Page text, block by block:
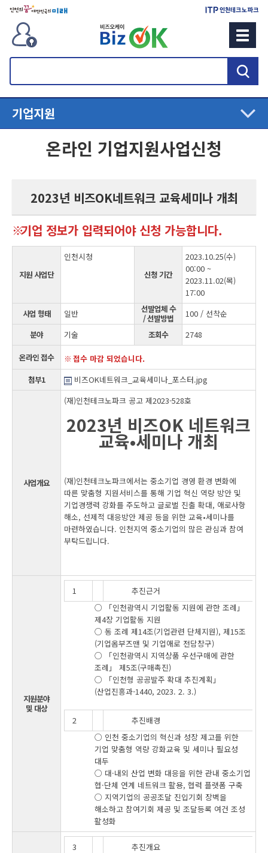
검
기업지원
온라인 기업지원사업신청
2023년 비즈OK네트워크 교육세미나 개최
기업 정보가 입력되어야 신청 가능합니다.
지원 사업단
인천시청
신청 기간
2023.10.25(수)
00:00 ~
2023.11.02(목)
17:00
사업 형태
일반
선발업체 수
/ 선발방법
100 / 선착순
분야
기술 조회수
2748
온라인 접수
접수 마감 되었습니다.
첨부1
비즈OK네트워크_교육세미나_포스터.jpg
사업개요
(재)인천테크노파크 공고 제2023-528호
2023년 비즈OK 네트워크
교육•세미나 개최
(재)인천테크노파크에서는 중소기업 경영 환경 변화에
따른 맞춤형 지원서비스를 통해 기업 혁신 역량 방안 및
기업경쟁력 강화를 주도하고 글로벌 진출 확대, 애로사항
해소, 선제적 대응방안 제공 등을 위한 교육•세미나를
마련하였습니다. 인천지역 중소기업의 많은 관심과 참여
부탁드립니다.
지원분야
및 대상
1
추진근거
○ 「인천광역시 기업활동 지원에 관한 조례」
제4장 기업활동 지원
○ 동 조례 제14조(기업관련 단체지원), 제15조
(기업옴부즈맨 및 기업애로 전담창구)
○ 「인천광역시 지역상품 우선구매에 관한
조례」 제5조(구매촉진)
○ 「인천형 공공발주 확대 추진계획」
(산업진흥과-1440, 2023. 2. 3.)
2
추진배경
○ 인천 중소기업의 혁신과 성장 제고를 위한
기업 맞춤형 역량 강화교육 및 세미나 필요성
대두
○ 대·내외 산업 변화 대응을 위한 관내 중소기업
협·단체 연계 네트워크 활용, 협력 플랫폼 구축
○ 지역기업의 공공조달 진입기회 장벽을
해소하고 참여기회 제공 및 조달등록 여건 조성
활성화
3
추진개요